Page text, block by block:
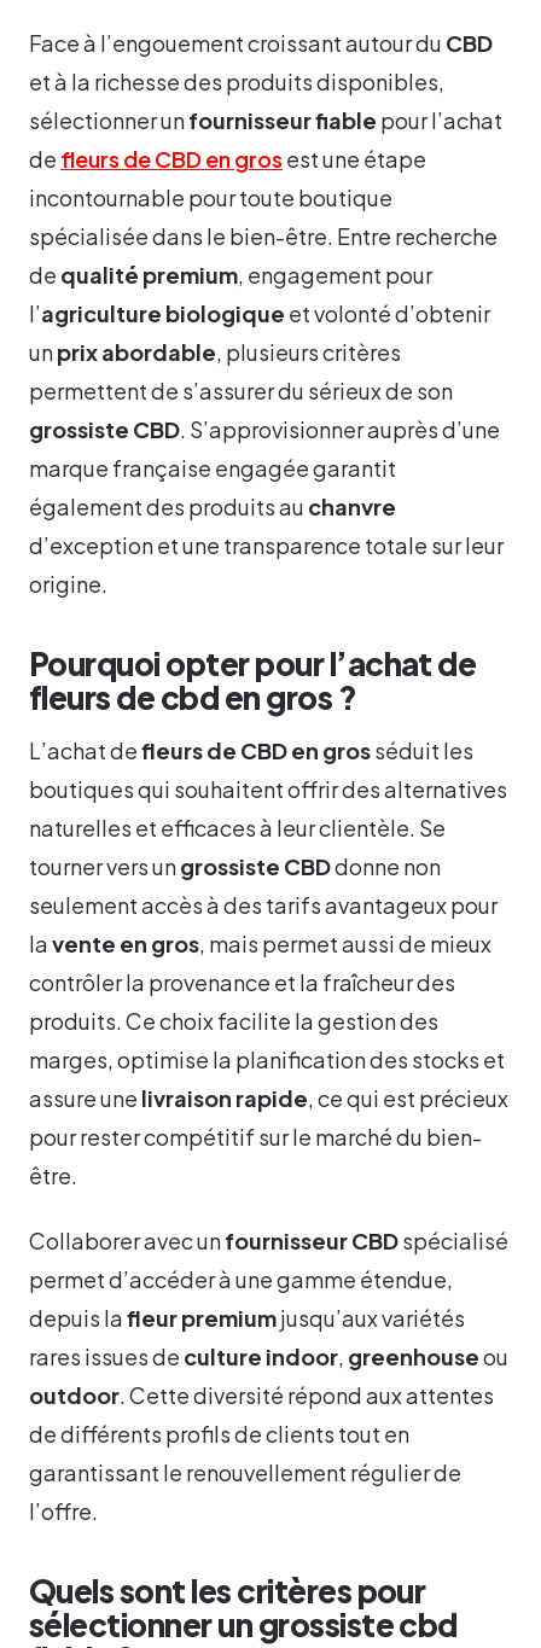
Face à l’engouement croissant autour du CBD
et à la richesse des produits disponibles,
sélectionner unfournisseur fiable pour l’achat
de fleurs de CBD en gros est une étape
incontournable pour toute boutique
spécialisée dans le bien-être. Entre recherche
de qualité premium, engagement pour
l’agriculture biologique et volonté d’obtenir
unprix abordable, plusieurs critères
permettent de s’assurer du sérieux de son
grossiste CBD. S’approvisionner auprès d’une
marque française engagée garantit
également des produits au chanvre
d’exception et une transparence totale sur leur
origine.
Pourquoi opter pour l’achat de
fleurs de cbd en gros ?
L’achat defleurs de CBD en grosséduit les
boutiques qui souhaitent offrir des alternatives
naturelles et efficaces à leur clientèle. Se
tourner vers ungrossiste CBDdonne non
seulement accès à des tarifs avantageux pour
lavente en gros, mais permet aussi de mieux
contrôler la provenance et la fraîcheur des
produits. Ce choix facilite la gestion des
marges, optimise la planification des stocks et
assure une livraison rapide, ce qui est précieux
pour rester compétitif sur le marché du bien-
être.
Collaborer avec unfournisseur CBDspécialisé
permet d’accéder à une gamme étendue,
depuis lafleur premiumjusqu’aux variétés
rares issues de culture indoor, greenhouseou
outdoor. Cette diversité répond aux attentes
de différents profils de clients tout en
garantissant le renouvellement régulier de
l’offre.
Quels sont les critères pour
sélectionner un grossiste cbd